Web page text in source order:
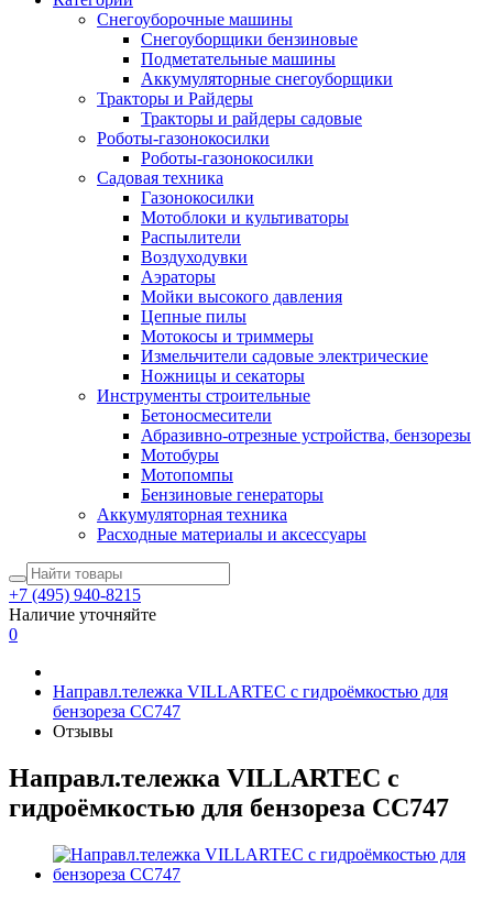
Снегоуборочные машины
Снегоуборщики бензиновые
Подметательные машины
Аккумуляторные снегоуборщики
Тракторы и Райдеры
Тракторы и райдеры садовые
Роботы-газонокосилки
Роботы-газонокосилки
Садовая техника
Газонокосилки
Мотоблоки и культиваторы
Распылители
Воздуходувки
Аэраторы
Мойки высокого давления
Цепные пилы
Мотокосы и триммеры
Измельчители садовые электрические
Ножницы и секаторы
Инструменты строительные
Бетоносмесители
Абразивно-отрезные устройства, бензорезы
Мотобуры
Мотопомпы
Бензиновые генераторы
Аккумуляторная техника
Расходные материалы и аксессуары
+7 (495) 940-8215
Наличие уточняйте
0
Направл.тележка VILLARTEC с гидроёмкостью для
бензореза CC747
Отзывы
Направл.тележка VILLARTEC с
гидроёмкостью для бензореза CC747